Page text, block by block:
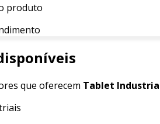
produto
que oferecem Tablet